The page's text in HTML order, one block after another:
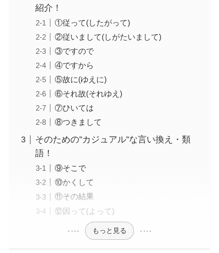
紹介！
①従って(したがって)
②従いまして(しがたいまして)
③ですので
④ですから
⑤故に(ゆえに)
⑥それ故(それゆえ)
⑦ひいては
⑧つきまして
そのための”カジュアル”な言い換え・類
語！
⑨そこで
⑩かくして
⑪その結果
⑫因って(よって)
もっと見る